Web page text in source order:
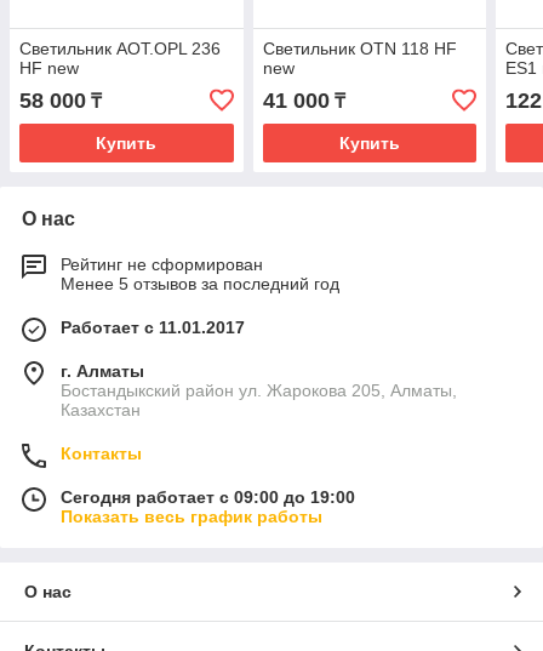
Светильник AOT.OPL 236
HF new
58 000 ₸
Купить
Светильник OTN 118 HF
new
41 000₸
Купить
ES1
О нас
Рейтинг не сформирован
Менее 5 отзывов за последний год
Работает с 11.01.2017
г. Алматы
Бостандыкский район ул. Жарокова 205, Алматы,
Казахстан
Контакты
Сегодня работает с 09:00 до 19:00
Показать весь график работы
О нас